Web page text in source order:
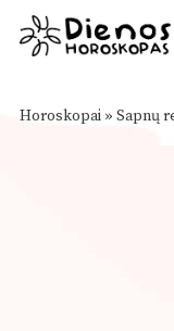
Horoskopai » Sapnų